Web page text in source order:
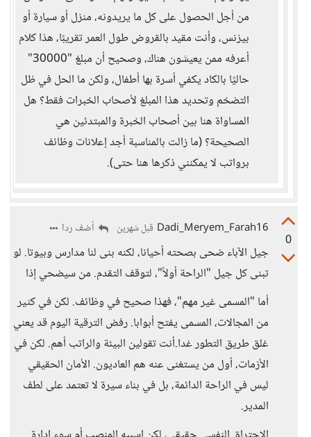
من أجل الحصول على كل ما يريدونه، منزل أو سيارة أو
بيزنس، وأنت مقيد بالقروض طول العمر تقريبًا، هذا كلام
أعرفه ممن يعيشون هناك، وصحيح أن مبلغ "30000"
حاليًا بالكاد يكفي أسرة بها أطفال، ولكن ما الحل في ظل
التضخم وتحديد هذا المبلغ لأصحاب الخبرات فقط؟ هل
المساواة هنا بين أصحاب الخبرة والمبتدئين هي
الصحيحة؟ (ما زالت بالمناسبة أجد إعلانات وظائف
برواتب لا يمكنني ذكرها هنا حتى).
0
Dadi_Meryem_Farah16 قبل شهرين أضف ردا
جيل الآباء ضحى بصحته أحيانا، لكنه بنى لنا مدارس وبيوتا. لو
تبنى كل جيل "الراحة أولاً"، لتوقف التقدم. من سيضحي إذا
أما "المسمى غير مهم"، فهذا صحيح في وظائف. لكن في كثير
من المجالات، المسمى يفتح أبوابا. رفض الترقية اليوم قد يعني
غلق طريق التطور غدا.أنت تقولين البيئة والراتب أهم. لكن في
الأزمات، أول من يستغنى عنه هم العاديون. الأمان الحقيقي
ليس في الراحة الدائمة، بل في بناء سيرة لا تعتمد على لطف
المدير.